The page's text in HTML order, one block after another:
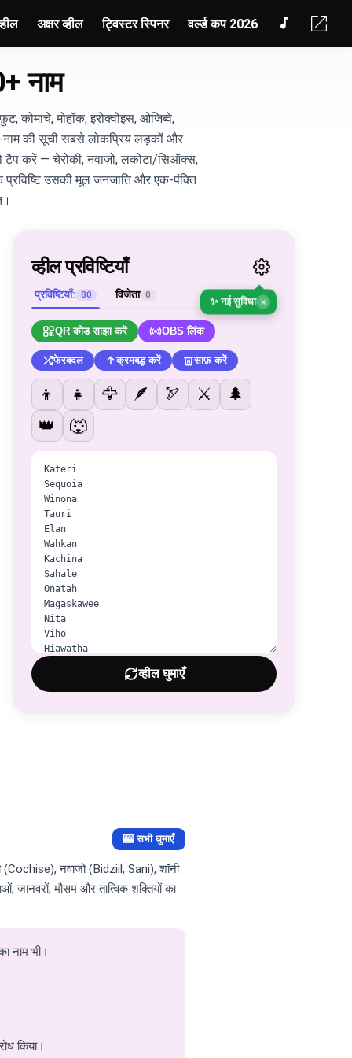
अक्षर व्हील ट्विस्टर स्पिनर वर्ल्ड कप 2026
नाम
कोमांचे, मोहॉक, इरोक्वोइस, ओजिब्वे,
नाम की सूची सबसे लोकप्रिय लड़कों और
टैप करें — चेरोकी, नवाजो, लकोटा/सिऑक्स,
प्रविष्टि उसकी मूल जनजाति और एक-पंक्ति
व्हील प्रविष्टियाँ
✨ नई सुविधा ×
प्रविष्टियाँ: 80 विजेता 0
QR कोड साझा करें OBS लिंक
फेरबदल क्रमबद्ध करें साफ़ करें
👦 👧 🦅 🪶 🏹 ⚔️
🌲
👑
🐺
व्हील घुमाएँ
🎰 सभी घुमाएँ
नवाजो (Bidziil, Sani), शॉनी
मौसम और तात्विक शक्तियों का
नाम भी।
किया।